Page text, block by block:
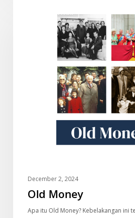
DOKUMENTARI
December 2, 2024
Old Money
Apa itu Old Money? Kebelakangan ini